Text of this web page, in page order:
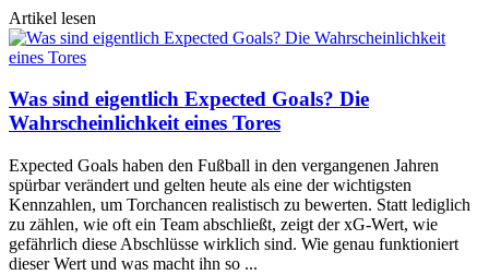
Artikel lesen
Was sind eigentlich Expected Goals? Die
Wahrscheinlichkeit eines Tores
Expected Goals haben den Fußball in den vergangenen Jahren
spürbar verändert und gelten heute als eine der wichtigsten
Kennzahlen, um Torchancen realistisch zu bewerten. Statt lediglich
zu zählen, wie oft ein Team abschließt, zeigt der xG-Wert, wie
gefährlich diese Abschlüsse wirklich sind. Wie genau funktioniert
dieser Wert und was macht ihn so ...